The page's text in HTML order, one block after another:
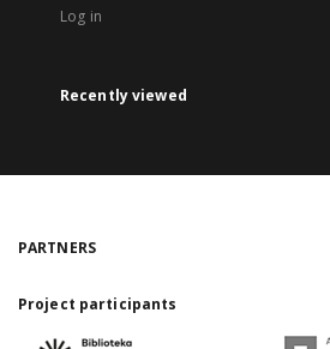
Log in
Recently viewed
PARTNERS
Project participants